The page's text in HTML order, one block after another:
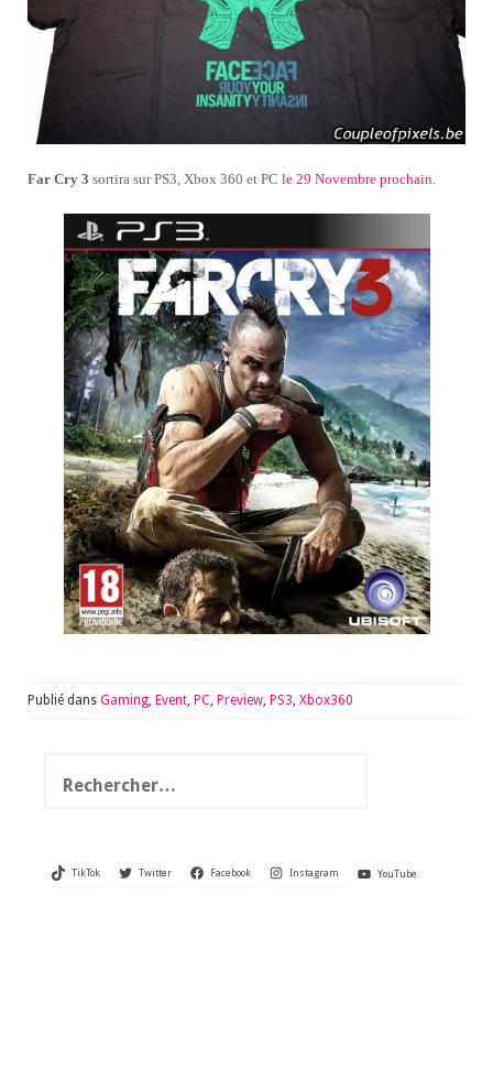
Far Cry 3 sortira sur PS3, Xbox 360 et PC le 29 Novembre prochain
Publié dans Gaming, Event, PC, Preview, PS3, Xbox360
TikTok Twitter Facebook Instagram YouTube